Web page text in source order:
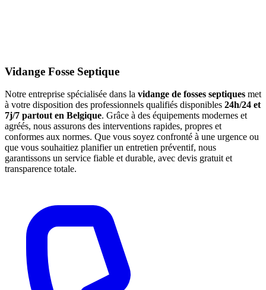
Vidange Fosse Septique
Notre entreprise spécialisée dans la vidange de fosses septiques met
à votre disposition des professionnels qualifiés disponibles 24h/24 et
7j/7 partout en Belgique. Grâce à des équipements modernes et
agréés, nous assurons des interventions rapides, propres et
conformes aux normes. Que vous soyez confronté à une urgence ou
que vous souhaitiez planifier un entretien préventif, nous
garantissons un service fiable et durable, avec devis gratuit et
transparence totale.